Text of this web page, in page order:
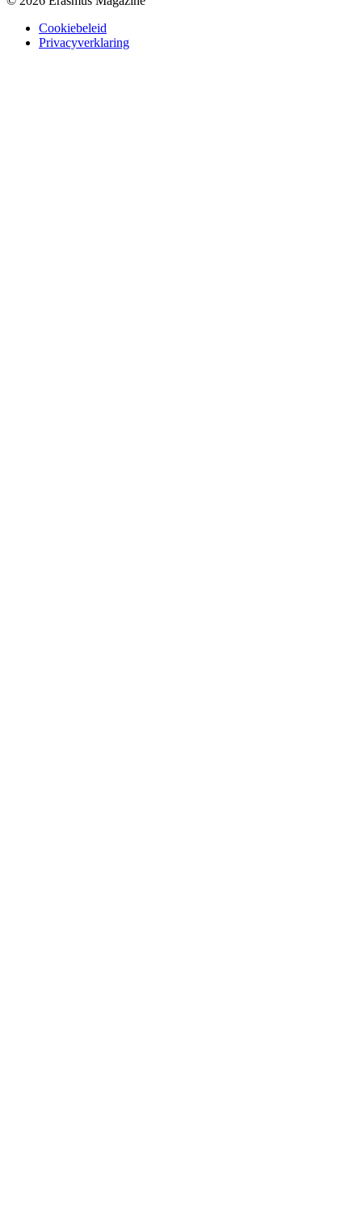
Cookiebeleid
Privacyverklaring